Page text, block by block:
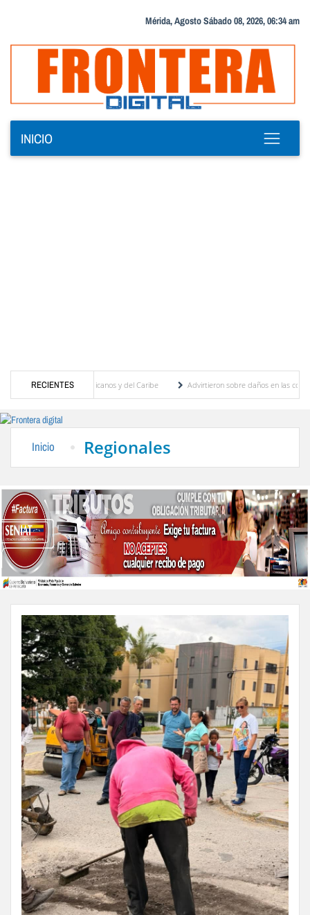
Mérida, Agosto Sábado 08, 2026, 06:34 am
INICIO
RECIENTES
Juegos Centroamericanos y del Caribe
Advirtieron sobre daños en las cosechas
Inicio Regionales